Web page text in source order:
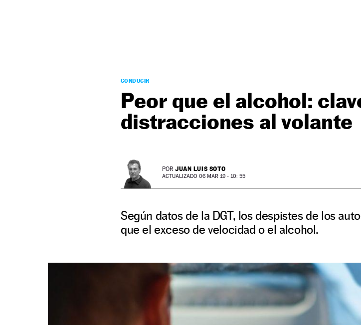
CONDUCIR
Peor que el alcohol:
distracciones al volante
POR JUAN LUIS SOTO
ACTUALIZADO 06 MAR 19 - 10: 55
Según datos de la DGT, los despistes de los
que el exceso de velocidad o el alcohol.